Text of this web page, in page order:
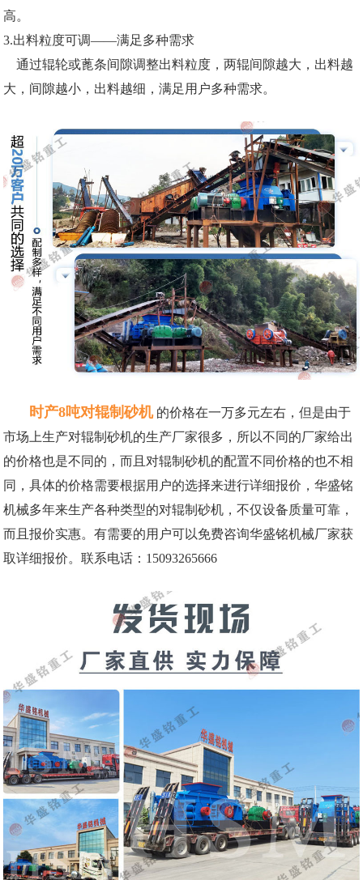
高。
3.出料粒度可调——满足多种需求
通过辊轮或蓖条间隙调整出料粒度，两辊间隙越大，出料越
大，间隙越小，出料越细，满足用户多种需求。
时产8吨对辊制砂机 的价格在一万多元左右，但是由于
市场上生产对辊制砂机的生产厂家很多，所以不同的厂家给出
的价格也是不同的，而且对辊制砂机的配置不同价格的也不相
同，具体的价格需要根据用户的选择来进行详细报价，华盛铭
机械多年来生产各种类型的对辊制砂机，不仅设备质量可靠，
而且报价实惠。有需要的用户可以免费咨询华盛铭机械厂家获
取详细报价。联系电话：15093265666